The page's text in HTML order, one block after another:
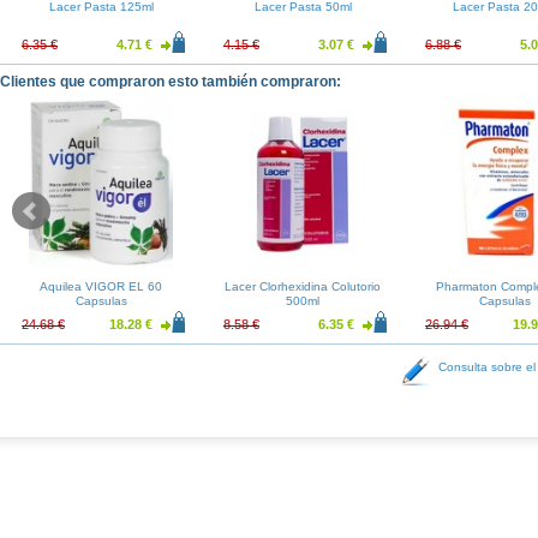
Lacer Pasta 125ml
6.35 € 4.71 €
Lacer Pasta 50ml
4.15 € 3.07 €
Lacer Pasta
6.88 €
Clientes que compraron esto también compraron:
Aquilea VIGOR EL 60
Capsulas
24.68 € 18.28 €
Lacer Clorhexidina Colutorio
500ml
8.58 € 6.35 €
Pharmaton
Capsulas
26.94 €
Consulta sobre